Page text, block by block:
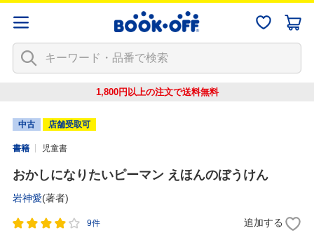
1,800円以上の注文で送料無料
中古 店舗受取可
書籍 児童書
おかしになりたいピーマン えほんのぼうけん
岩神愛(著者)
9件 追加する